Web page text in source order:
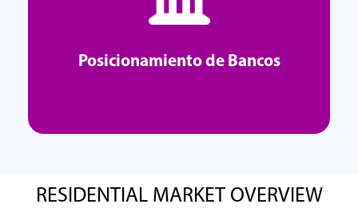
Explorar
Posicionamiento de Bancos
RESIDENTIAL MARKET OVERVIEW